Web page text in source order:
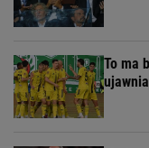
To ma
ujawnia